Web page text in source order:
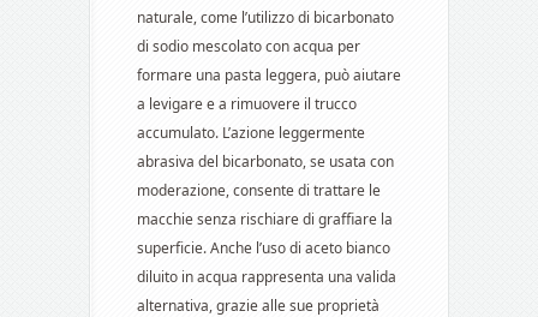
naturale, come l’utilizzo di bicarbonato
di sodio mescolato con acqua per
formare una pasta leggera, può aiutare
a levigare e a rimuovere il trucco
accumulato. L’azione leggermente
abrasiva del bicarbonato, se usata con
moderazione, consente di trattare le
macchie senza rischiare di graffiare la
superficie. Anche l’uso di aceto bianco
diluito in acqua rappresenta una valida
alternativa, grazie alle sue proprietà